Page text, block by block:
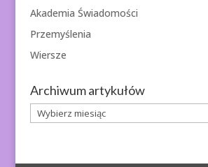
Akademia Świadomości
Przemyślenia
Wiersze
Archiwum artykułów
Archiwum
artykułów